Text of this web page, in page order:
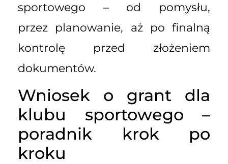
sportowego – od pomysłu,
przez planowanie, aż po finalną
kontrolę przed złożeniem
dokumentów.
Wniosek o grant dla
klubu sportowego –
poradnik krok po
kroku